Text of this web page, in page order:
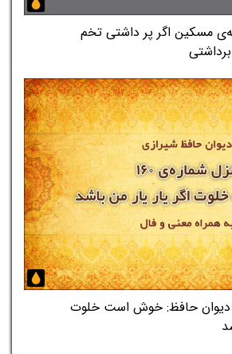
مسکین اگر پر داشتی تخم
غزل شماره‌ی ۱۶۰ دیوان حافظ: خوش است خلوت